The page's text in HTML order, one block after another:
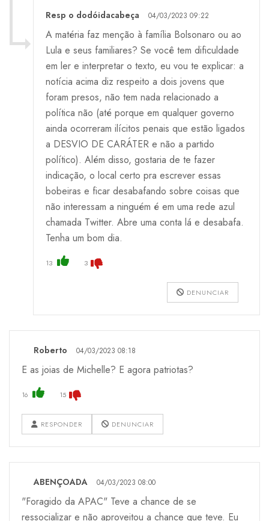
Resp o dodóidacabeça 04/03/2023 09:22
A matéria faz menção à família Bolsonaro ou ao
Lula e seus familiares? Se você tem dificuldade
em ler e interpretar o texto, eu vou te explicar: a
notícia acima diz respeito a dois jovens que
foram presos, não tem nada relacionado a
política não (até porque em qualquer governo
ainda ocorreram ilícitos penais que estão ligados
a DESVIO DE CARÁTER e não a partido
político). Além disso, gostaria de te fazer
indicação, o local certo pra escrever essas
bobeiras e ficar desabafando sobre coisas que
não interessam a ninguém é em uma rede azul
chamada Twitter. Abre uma conta lá e desabafa.
Tenha um bom dia.
13 3
DENUNCIAR
Roberto 04/03/2023 08:18
E as joias de Michelle? E agora patriotas?
16 15
RESPONDER DENUNCIAR
ABENÇOADA 04/03/2023 08:00
"Foragido da APAC" Teve a chance de se
ressocializar e não aproveitou a chance que teve. Eu